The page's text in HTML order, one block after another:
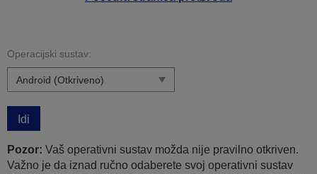
Operacijski sustav:
Idi
Pozor: Vaš operativni sustav možda nije pravilno otkriven.
Važno je da iznad ručno odaberete svoj operativni sustav